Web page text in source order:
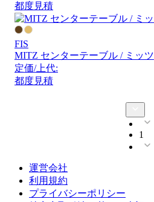
都度見積
FIS
MITZ センターテーブル / ミッツ
定価/上代:
都度見積
1
運営会社
利用規約
プライバシーポリシー